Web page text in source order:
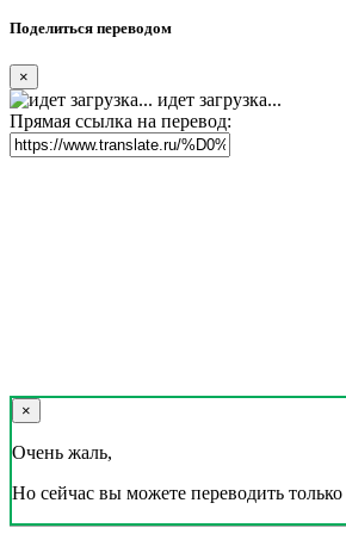
Поделиться переводом
×
идет загрузка...
Прямая ссылка на перевод:
×
Очень жаль,
Но сейчас вы можете переводить только